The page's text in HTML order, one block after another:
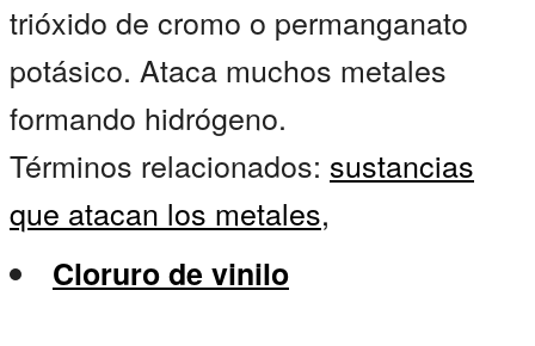
trióxido de cromo o permanganato
potásico. Ataca muchos metales
formando hidrógeno.
Términos relacionados: sustancias
que atacan los metales,
Cloruro de vinilo